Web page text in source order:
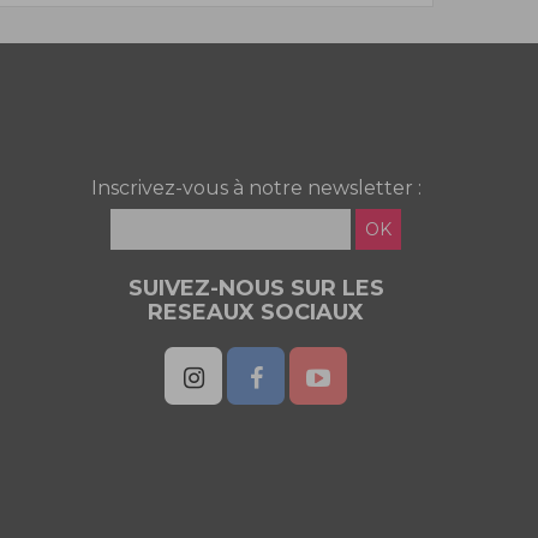
Inscrivez-vous à notre newsletter :
OK
SUIVEZ-NOUS SUR LES
RESEAUX SOCIAUX